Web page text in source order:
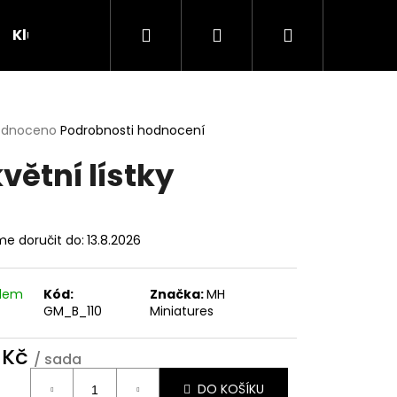
Klubovna SoutěžeHledat PřihlášeníNákupní
Podrobnosti hodnocení
lístky
doručit do: 13.8.2026
Kód:
GM_B_110
Značka:MH
Miniatures
/ sada
DO KOŠÍKU